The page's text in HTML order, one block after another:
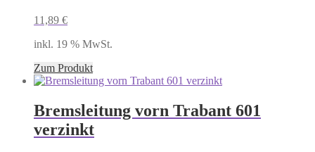
11,89 €
inkl. 19 % MwSt.
Zum Produkt
Bremsleitung vorn Trabant 601
verzinkt